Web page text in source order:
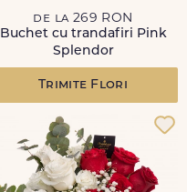
de la 269 RON
Buchet cu trandafiri Pink
Splendor
Trimite Flori